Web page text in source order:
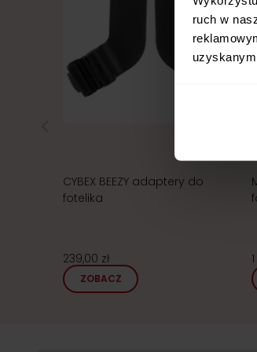
ruch w
CYBEX BEEZY adaptery do
fotelika
239,00 zł
ZOBACZ